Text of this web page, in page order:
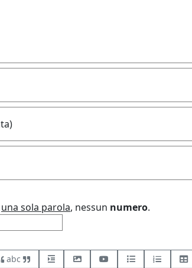
una sola parola, nessun numero.
abc